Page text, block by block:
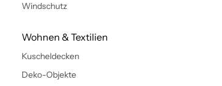
Windschutz
Wohnen & Textilien
Kuscheldecken
Deko-Objekte